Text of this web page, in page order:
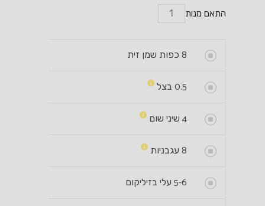
התאם מנות
8 כפות שמן זית
0.5 בצל
4 שיני שום
8 עגבניות
5-6 עלי בזיליקום